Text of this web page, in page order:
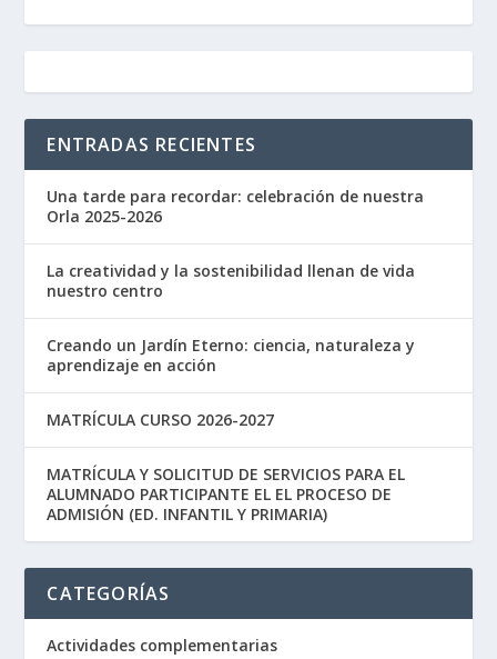
ENTRADAS RECIENTES
Una tarde para recordar: celebración de nuestra
Orla 2025-2026
La creatividad y la sostenibilidad llenan de vida
nuestro centro
Creando un Jardín Eterno: ciencia, naturaleza y
aprendizaje en acción
MATRÍCULA CURSO 2026-2027
MATRÍCULA Y SOLICITUD DE SERVICIOS PARA EL
ALUMNADO PARTICIPANTE EL EL PROCESO DE
ADMISIÓN (ED. INFANTIL Y PRIMARIA)
CATEGORÍAS
Actividades complementarias